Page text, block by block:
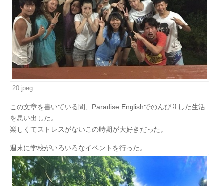
20.jpeg
この文章を書いている間、Paradise Englishでのんびりした生活
を思い出した。
楽しくてストレスがないこの時期が大好きだった。
週末に学校がいろいろなイベントを行った。